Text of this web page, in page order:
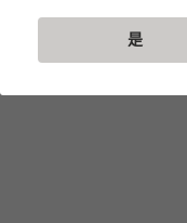
美國｜進
白酒
精選白酒
阿根廷
阿根廷
紅酒 red
紐西蘭
白酒
澳洲 ｜
勃根地｜
波爾多
波爾多
西班牙｜
德國｜
義大利
義大利
匈牙利
美國｜頂
智利｜進
阿根廷｜
澳洲｜
黎巴嫩
黎巴嫩
香檳｜收藏級
勃根地｜進階選酒
是